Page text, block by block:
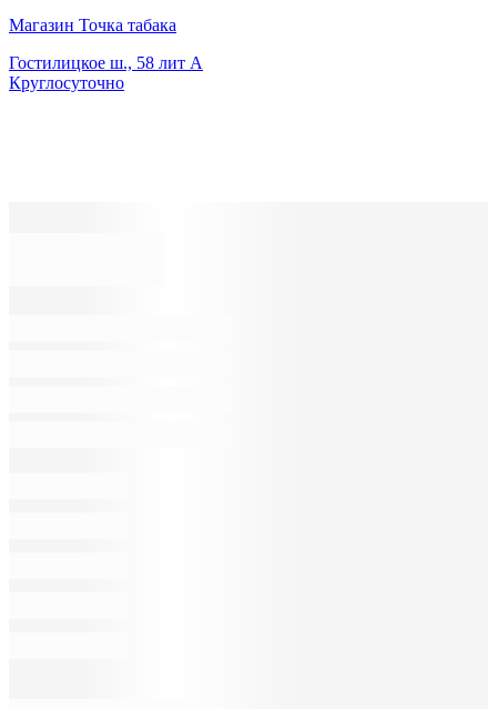
Магазин Точка табака
Гостилицкое ш., 58 лит А
Круглосуточно